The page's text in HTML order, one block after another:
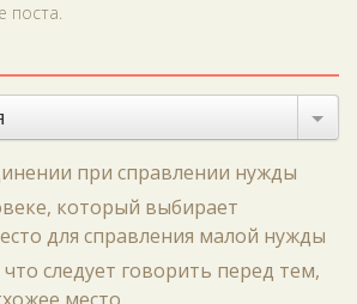
поста.
при справлении нужды
который выбирает
для справления малой нужды
следует говорить перед тем,